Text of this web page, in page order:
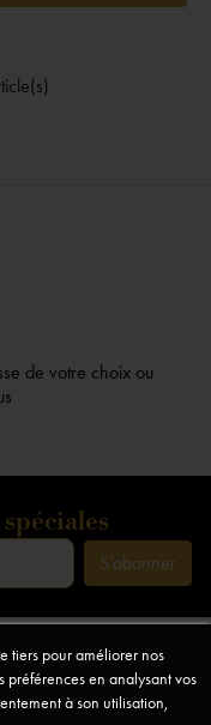
de votre choix ou
arrow_drop_down
tiers pour améliorer nos
préférences en analysant vos
à son utilisation,